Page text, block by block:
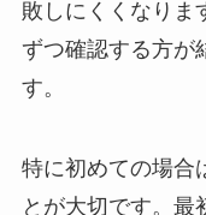
敗しにくくなりま
ずつ確認する方が
す。
特に初めての場合
とが大切です。最